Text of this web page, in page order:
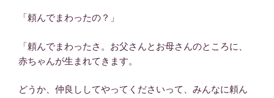
「頼んでまわったの？」
「頼んでまわったさ。お父さんとお母さんのところに、
赤ちゃんが生まれてきます。
どうか、仲良ししてやってくださいって、みんなに頼ん